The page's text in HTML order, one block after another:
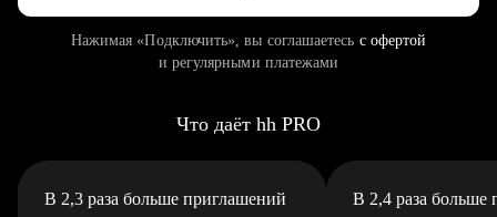
Нажимая «Подключить», вы соглашаетесь с офертой
и регулярными платежами
Что даёт hh PRO
В 2,3 раза больше приглашений В 2,4 раза больше